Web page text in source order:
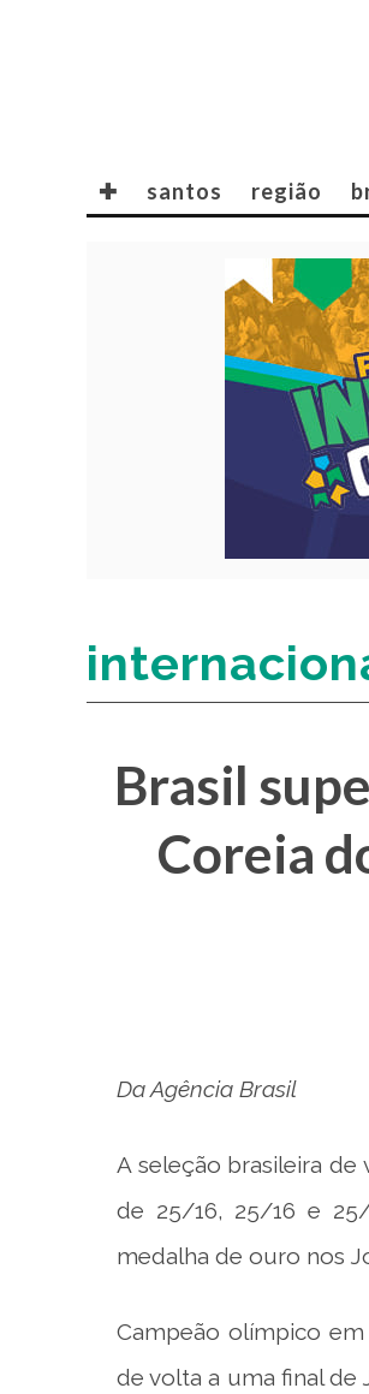
✚ santos região
Brasil
Coreia
Da Agência Brasil
A seleção brasileira
de 25/16, 25/16 e
medalha de ouro nos
Campeão olímpico
de volta a uma final de